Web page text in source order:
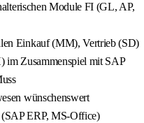
Module FI (GL, AP,
Einkauf (MM), Vertrieb (SD)
im Zusammenspiel mit SAP
wünschenswert
ERP, MS-Office)